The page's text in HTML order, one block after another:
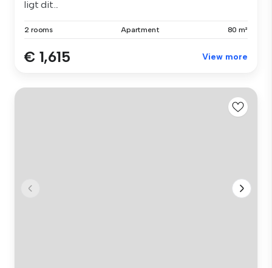
ligt dit...
2 rooms Apartment 80 m²
€ 1,615 View more